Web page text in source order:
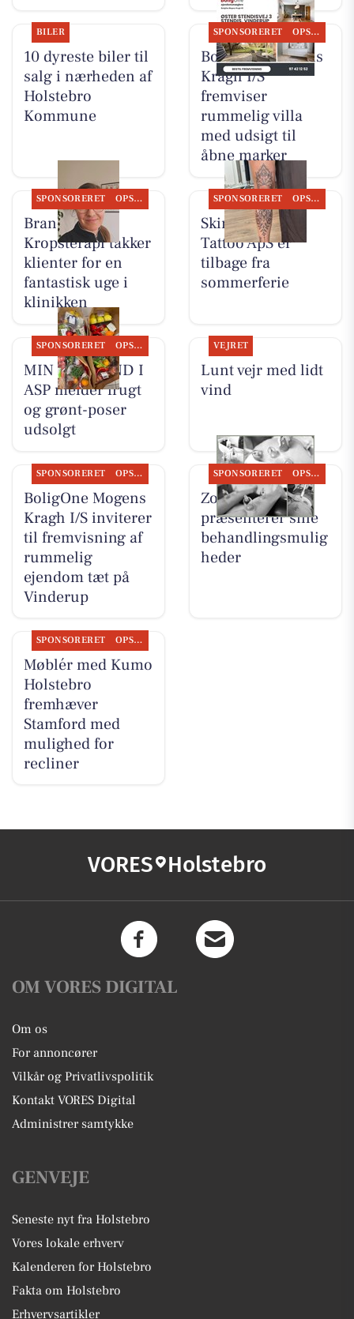
BILER
10 dyreste biler til
salg i nærheden af
Holstebro
Kommune
SPONSORERET OPSLAGSTAVLEN
BoligOne Mogens
Kragh I/S
fremviser
rummelig villa
med udsigt til
åbne marker
SPONSORERET OPSLAGSTAVLEN
Brandsborgs
Kropsterapi takker
klienter for en
fantastisk uge i
klinikken
SPONSORERET OPSLAGSTAVLEN
Skin & Colors
Tattoo ApS er
tilbage fra
sommerferie
SPONSORERET OPSLAGSTAVLEN
MIN KØBMAND I
ASP melder frugt
og grønt-poser
udsolgt
VEJRET
Lunt vejr med lidt
vind
SPONSORERET OPSLAGSTAVLEN
BoligOne Mogens
Kragh I/S inviterer
til fremvisning af
rummelig
ejendom tæt på
Vinderup
SPONSORERET OPSLAGSTAVLEN
Zones By Gitte
præsenterer sine
behandlingsmulig
heder
SPONSORERET OPSLAGSTAVLEN
Møblér med Kumo
Holstebro
fremhæver
Stamford med
mulighed for
recliner
VORES Holstebro
OM VORES DIGITAL
Om os
For annoncører
Vilkår og Privatlivspolitik
Kontakt VORES Digital
Administrer samtykke
GENVEJE
Seneste nyt fra Holstebro
Vores lokale erhverv
Kalenderen for Holstebro
Fakta om Holstebro
Erhvervsartikler